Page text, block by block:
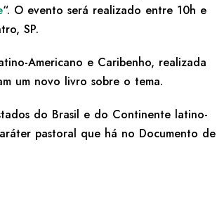
“. O evento será realizado entre 10h e
SP.
Americano e Caribenho, realizada
um novo livro sobre o tema.
do Brasil e do Continente latino-
pastoral que há no Documento de